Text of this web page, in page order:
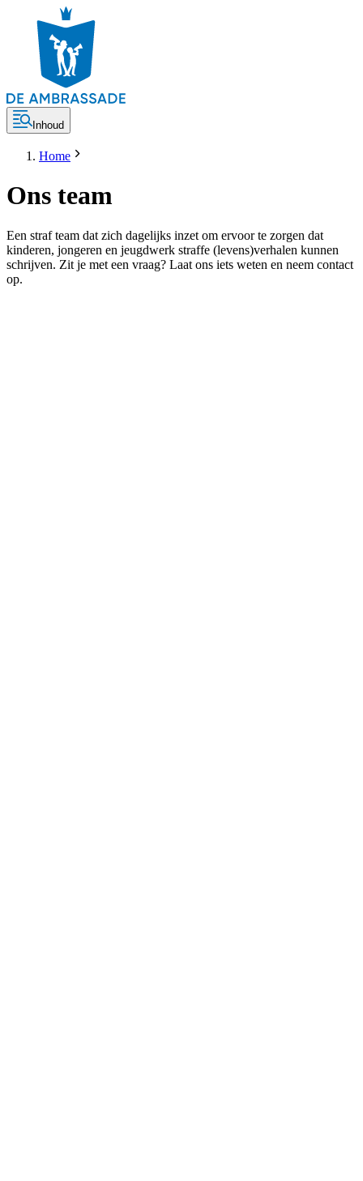
Inhoud
Home
Ons team
Een straf team dat zich dagelijks inzet om ervoor te zorgen dat
kinderen, jongeren en jeugdwerk straffe (levens)verhalen kunnen
schrijven. Zit je met een vraag? Laat ons iets weten en neem contact
op.